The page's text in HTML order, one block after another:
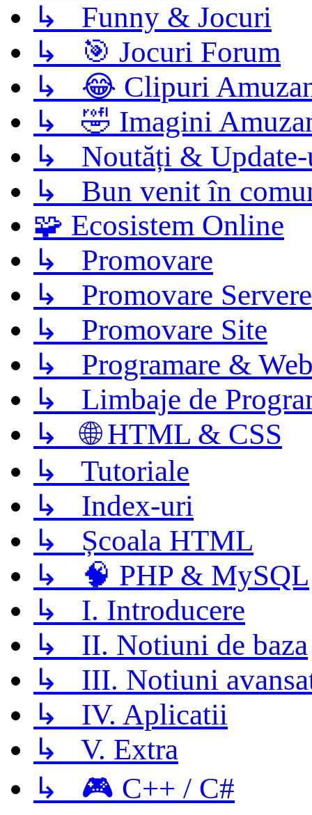
↳ Funny & Jocuri
↳ 🎯 Jocuri Forum
↳ 😂 Clipuri
↳ 🤣 Imagini
↳ Noutăți &
↳ Bun venit în
🧩 Ecosistem Online
↳ Promovare
↳ Promovare Servere
↳ Promovare Site
↳ Programare &
↳ Limbaje de
↳ 🌐 HTML & CSS
↳ Tutoriale
↳ Index-uri
↳ Școala HTML
↳ 🧠 PHP & MySQL
↳ I. Introducere
↳ II. Notiuni de baza
↳ III. Notiuni
↳ IV. Aplicatii
↳ V. Extra
↳ 🎮 C++ / C#